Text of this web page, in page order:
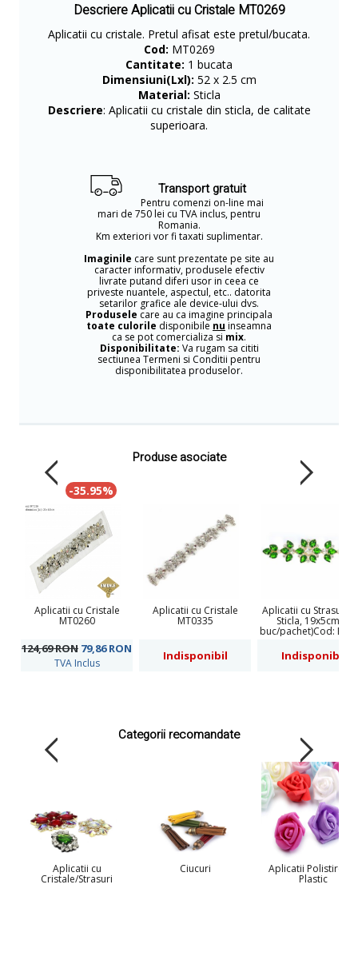
Descriere Aplicatii cu Cristale MT0269
Aplicatii cu cristale. Pretul afisat este pretul/bucata.
Cod: MT0269
Cantitate: 1 bucata
Dimensiuni(Lxl): 52 x 2.5 cm
Material: Sticla
Descriere: Aplicatii cu cristale din sticla, de calitate
superioara.
Transport gratuit
Pentru comenzi on-line mai
mari de 750 lei cu TVA inclus, pentru
Romania.
Km exteriori vor fi taxati suplimentar.
Imaginile care sunt prezentate pe site au
caracter informativ, produsele efectiv
livrate putand diferi usor in ceea ce
priveste nuantele, aspectul, etc.. datorita
setarilor grafice ale device-ului dvs.
Produsele care au ca imagine principala
toate culorile disponibile nu inseamna
ca se pot comercializa si mix.
Disponibilitate: Va rugam sa cititi
sectiunea Termeni si Conditii pentru
disponibilitatea produselor.
Produse asociate
-35.95%
Aplicatii cu Cristale
MT0260
124,69 RON 79,86RON
TVA Inclus
Aplicatii cu Cristale
MT0335
Indisponibil
Aplicatii cu Strasuri
Sticla, 19x5cm (1
buc/pachet)Cod: BW-
Indisponibil
Categorii recomandate
Aplicatii cu
Cristale/Strasuri
Ciucuri Aplicatii Polistiren si
Plastic